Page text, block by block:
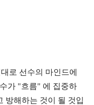
로 선수의 마인드에
가 "흐름" 에 집중하
방해하는 것이 될 것입